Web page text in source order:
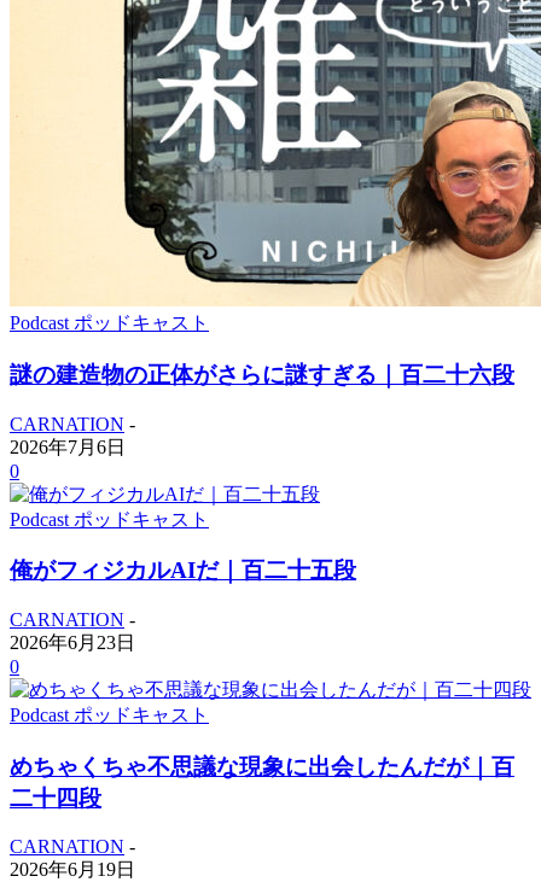
Podcast ポッドキャスト
謎の建造物の正体がさらに謎すぎる｜百二十六段
CARNATION -
2026年7月6日
0
Podcast ポッドキャスト
俺がフィジカルAIだ｜百二十五段
CARNATION -
2026年6月23日
0
Podcast ポッドキャスト
めちゃくちゃ不思議な現象に出会したんだが｜百
二十四段
CARNATION -
2026年6月19日